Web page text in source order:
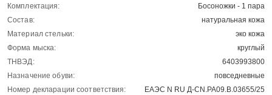
Комплектация:
Босоножки - 1 пара
Состав:
натуральная кожа
Материал стельки:
эко кожа
Форма мыска:
круглый
ТНВЭД:
6403993800
Назначение обуви:
повседневные
Номер декларации соответствия:
ЕАЭС N RU Д-CN.РА09.В.03655/25